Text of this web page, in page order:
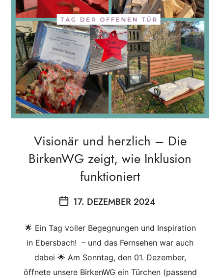
Visionär und herzlich – Die
BirkenWG zeigt, wie Inklusion
funktioniert
17. DEZEMBER 2024
🌟 Ein Tag voller Begegnungen und Inspiration
in Ebersbach! – und das Fernsehen war auch
dabei 🌟 Am Sonntag, den 01. Dezember,
öffnete unsere BirkenWG ein Türchen (passend